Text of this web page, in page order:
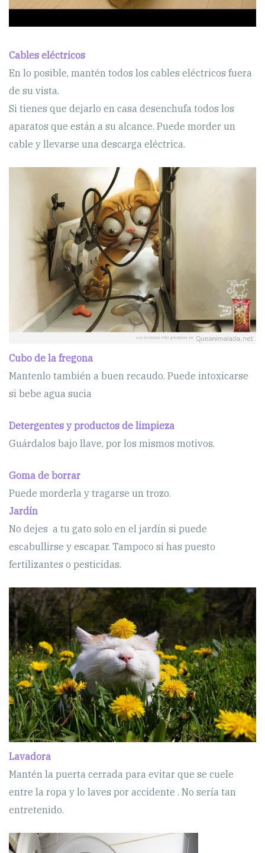
Cables eléctricos
En lo posible, mantén todos los cables eléctricos fuera
de su vista.
Si tienes que dejarlo en casa desenchufa todos los
aparatos que están a su alcance. Puede morder un
cable y llevarse una descarga eléctrica.
Cubo de la fregona
Mantenlo también a buen recaudo. Puede intoxicarse
si bebe agua sucia
Detergentes y productos de limpieza
Guárdalos bajo llave, por los mismos motivos.
Goma de borrar
Puede morderla y tragarse un trozo.
Jardín
No dejes a tu gato solo en el jardín si puede
escabullirse y escapar. Tampoco si has puesto
fertilizantes o pesticidas.
Lavadora
Mantén la puerta cerrada para evitar que se cuele
entre la ropa y lo laves por accidente . No sería tan
entretenido.